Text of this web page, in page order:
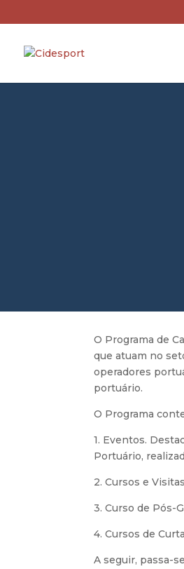
O Programa de
que atuam no
operadores
portuário.
O Programa
1. Eventos.
Portuário,
2. Cursos e
3. Curso de Pós-
4. Cursos de
A seguir, passa-